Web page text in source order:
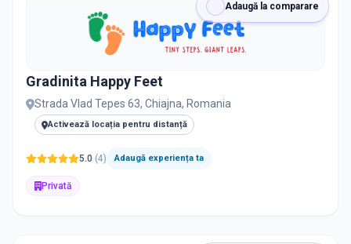
Nu există informații despre job-uri
PRIVAT / DE STAT
Toate Private
Adaugă la comparare
Gradinita Happy Feet
Strada Vlad Tepes 63, Chiajna, Romania
Activează locația pentru distanță
5.0 (4) Adaugă experiența ta
Privată